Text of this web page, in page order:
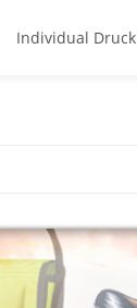
Individual Druck